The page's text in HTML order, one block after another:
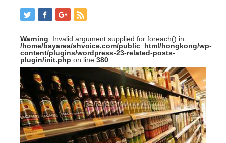
Warning: Invalid argument supplied for foreach() in
/home/bayarea/shvoice.com/public_html/hongkong/wp-
content/plugins/wordpress-23-related-posts-
plugin/init.php on line 380